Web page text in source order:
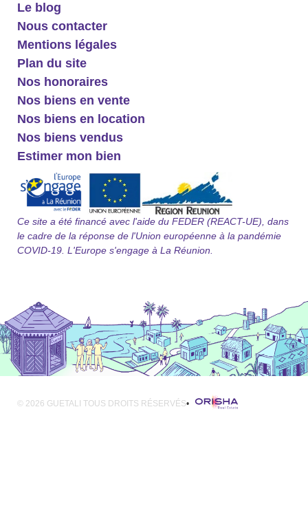
Le blog
Nous contacter
Mentions légales
Plan du site
Nos honoraires
Nos biens en vente
Nos biens en location
Nos biens vendus
Estimer mon bien
Ce site a été financé avec l'aide du FEDER (REACT-UE), dans
le cadre de la réponse de l'Union européenne à la pandémie
COVID-19. L'Europe s'engage à La Réunion.
© 2026 GUETALI TOUS DROITS RÉSERVÉS•